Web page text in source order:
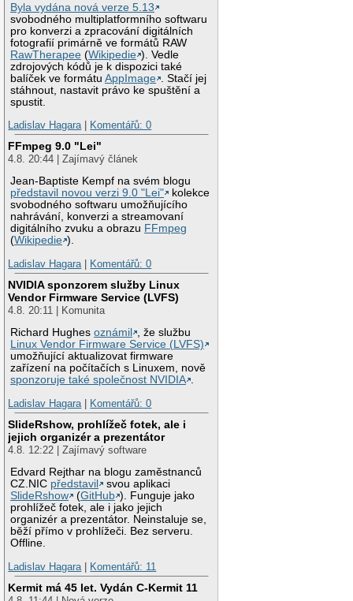
Byla vydána nová verze 5.13
svobodného multiplatformního softwaru
pro konverzi a zpracování digitálních
fotografií primárně ve formátů RAW
RawTherapee (Wikipedie ). Vedle
zdrojových kódů je k dispozici také
balíček ve formátuAppImage
. Stačí jej
stáhnout, nastavit právo ke spuštění a
spustit.
Ladislav Hagara| Komentářů: 0
FFmpeg 9.0 "Lei"
4.8. 20:44 | Zajímavý článek
Jean-Baptiste Kempf na svém blogu
představil novou verzi 9.0 "Lei"
kolekce
svobodného softwaru umožňujícího
nahrávání, konverzi a streamovaní
digitálního zvuku a obrazu FFmpeg
(Wikipedie ).
Ladislav Hagara| Komentářů: 0
NVIDIA sponzorem služby Linux
Vendor Firmware Service (LVFS)
4.8. 20:11 | Komunita
Richard Hughesoznámil
, že službu
Linux Vendor Firmware Service (LVFS)
umožňující aktualizovat firmware
zařízení na počítačích s Linuxem, nově
sponzoruje také společnost NVIDIA .
Ladislav Hagara| Komentářů: 0
SlideRshow, prohlížeč fotek, ale i
jejich organizér a prezentátor
4.8. 12:22 | Zajímavý software
Edvard Rejthar na blogu zaměstnanců
CZ.NIC představil
svou aplikaci
SlideRshow
(GitHub ). Funguje jako
prohlížeč fotek, ale i jako jejich
organizér a prezentátor. Neinstaluje se,
běží přímo v prohlížeči. Bez serveru.
Offline.
Ladislav Hagara| Komentářů: 11
Kermit má 45 let. Vydán C-Kermit 11